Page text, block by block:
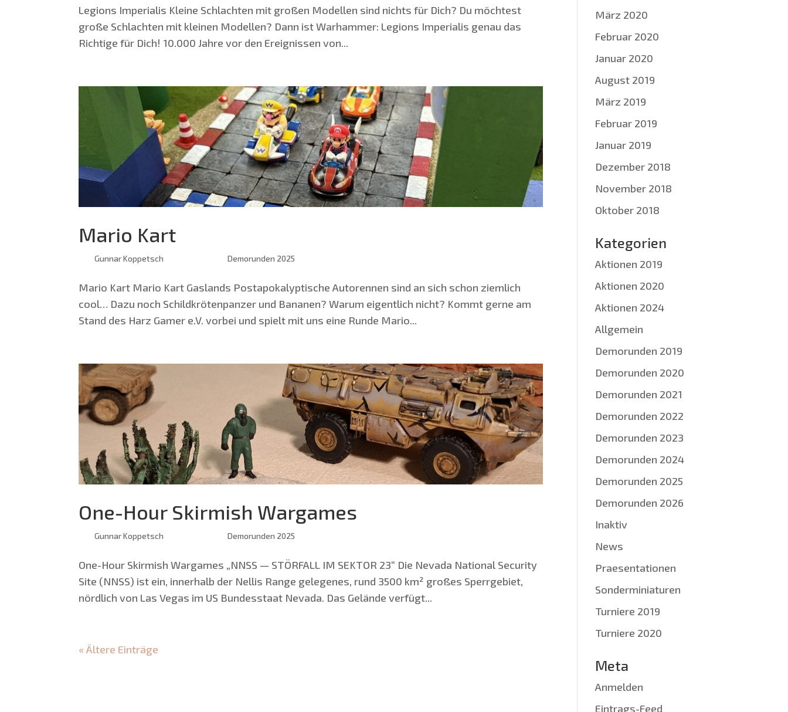
Legi­ons Imperialis Klei­ne Schlach­ten mit gro­ßen Model­len sind nichts für Dich? Du möch­test
gro­ße Schlach­ten mit klei­nen Model­len? Dann ist War­ham­mer: Legi­ons Impe­ria­lis genau das
Rich­ti­ge für Dich! 10.000 Jah­re vor den Ereig­nis­sen von...
Mario Kart
vonGunnar Koppetsch |Demorunden 2025
Mario Kart Mario Kart Gas­lands Post­apo­ka­lyp­ti­sche Auto­rennen sind an sich schon ziem­lich
cool… Dazu noch Schild­krö­ten­pan­zer und Bana­nen? War­um eigent­lich nicht? Kommt ger­ne am
Stand des Harz Gamer e.V. vor­bei und spielt mit uns eine Run­de Mario...
One-Hour Skirmish Wargames
vonGunnar Koppetsch |Demorunden 2025
One-Hour Skir­mish Wargames „NNSS — STÖRFALL IM SEKTOR 23“ Die Neva­da Natio­nal Secu­ri­ty
Site (NNSS) ist ein, inner­halb der Nel­lis Ran­ge gele­ge­nes, rund 3500 km² gro­ßes Sperr­ge­biet,
nörd­lich von Las Vegas im US Bun­des­staat Neva­da. Das Gelän­de ver­fügt...
« Ältere Einträge
März 2020
Februar 2020
Januar 2020
August 2019
März 2019
Februar 2019
Januar 2019
Dezember 2018
November 2018
Oktober 2018
Kategorien
Aktionen 2019
Aktionen 2020
Aktionen 2024
Allgemein
Demorunden 2019
Demorunden 2020
Demorunden 2021
Demorunden 2022
Demorunden 2023
Demorunden 2024
Demorunden 2025
Demorunden 2026
Inaktiv
News
Praesentationen
Sonderminiaturen
Turniere 2019
Turniere 2020
Meta
Anmelden
Eintrags-Feed